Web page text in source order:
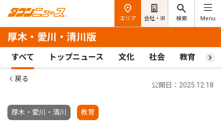
エリア 会社・IR 検索 Menu
厚木・愛川・清川版
すべて トップニュース 文化 社会 教育 ス
戻る
厚木・愛川・清川 教育
公開日：2025.12.18